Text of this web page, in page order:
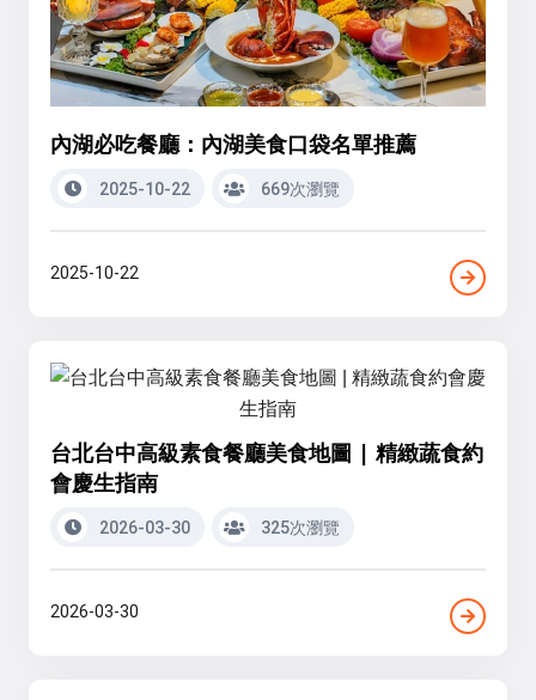
內湖必吃餐廳：內湖美食口袋名單推薦
2025-10-22 669次瀏覽
2025-10-22
台北台中高級素食餐廳美食地圖 | 精緻蔬食約
會慶生指南
2026-03-30 325次瀏覽
2026-03-30